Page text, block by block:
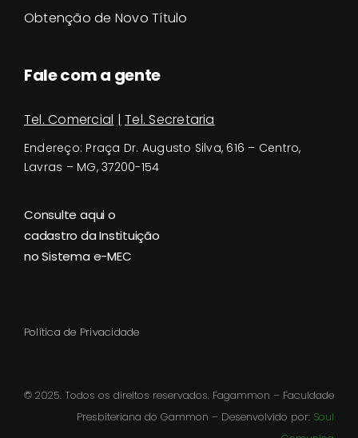
Obtenção de Novo Título
Fale com a gente
Tel. Comercial | Tel. Secretaria
Endereço: Praça Dr. Augusto Silva, 616 – Centro,
Lavras – MG, 37200-154
Consulte aqui o
cadastro da Instituição
no Sistema e-MEC
Política de Privacidade
© 2025. Todos os direitos reservados. Fagammon – Faculdade
Presbiteriana do Gammon – Desenvolvido por: Soul